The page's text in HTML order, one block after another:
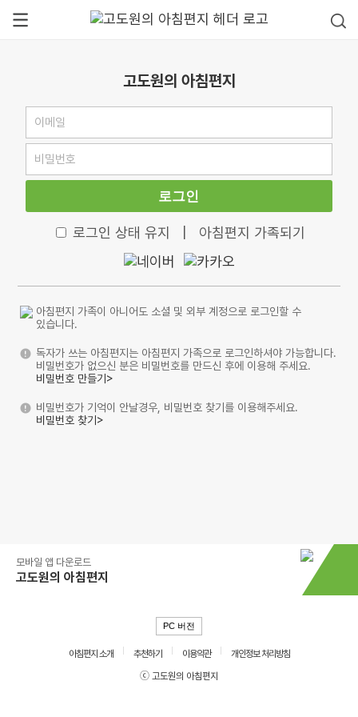
고도원의 아침편지
로그인
로그인 상태 유지 아침편지 가족되기
아침편지 가족이 아니어도 소셜 및 외부 계정으로 로그인할 수
있습니다.
독자가 쓰는 아침편지는 아침편지 가족으로 로그인하셔야 가능합니다.
비밀번호가 없으신 분은 비밀번호를 만드신 후에 이용해 주세요.
비밀번호 만들기>
비밀번호가 기억이 안날경우, 비밀번호 찾기를 이용해주세요.
비밀번호 찾기>
모바일 앱 다운로드
고도원의 아침편지
PC 버전
아침편지 소개 추천하기 이용약관
개인정보 처리방침
ⓒ 고도원의 아침편지